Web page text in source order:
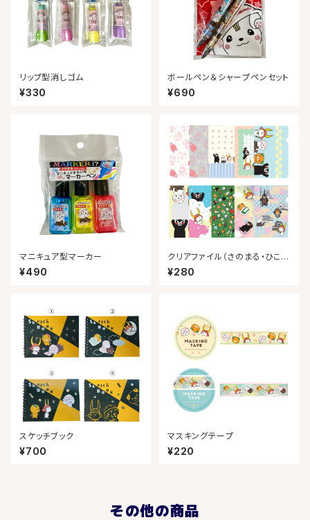
リップ型消しゴム
¥330
ボールペン＆シャープペンセット
¥690
マニキュア型マーカー
¥490
クリアファイル（さのまる・ひこに
ゃん・みきゃん・くまモン）
¥280
スケッチブック
¥700
マスキングテープ
¥220
その他の商品